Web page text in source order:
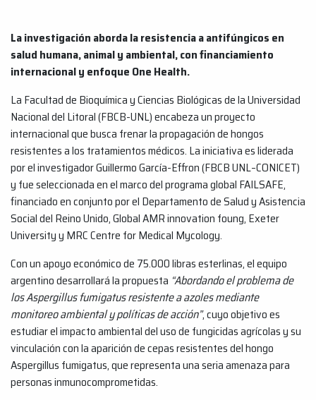
La investigación aborda la resistencia a antifúngicos en
salud humana, animal y ambiental, con financiamiento
internacional y enfoque One Health.
La Facultad de Bioquímica y Ciencias Biológicas de la Universidad
Nacional del Litoral (FBCB-UNL) encabeza un proyecto
internacional que busca frenar la propagación de hongos
resistentes a los tratamientos médicos. La iniciativa es liderada
por el investigador Guillermo García-Effron (FBCB UNL–CONICET)
y fue seleccionada en el marco del programa global FAILSAFE,
financiado en conjunto por el Departamento de Salud y Asistencia
Social del Reino Unido, Global AMR innovation foung, Exeter
University y MRC Centre for Medical Mycology.
Con un apoyo económico de 75.000 libras esterlinas, el equipo
argentino desarrollará la propuesta “Abordando el problema de
los Aspergillus fumigatus resistente a azoles mediante
monitoreo ambiental y políticas de acción”, cuyo objetivo es
estudiar el impacto ambiental del uso de fungicidas agrícolas y su
vinculación con la aparición de cepas resistentes del hongo
Aspergillus fumigatus, que representa una seria amenaza para
personas inmunocomprometidas.